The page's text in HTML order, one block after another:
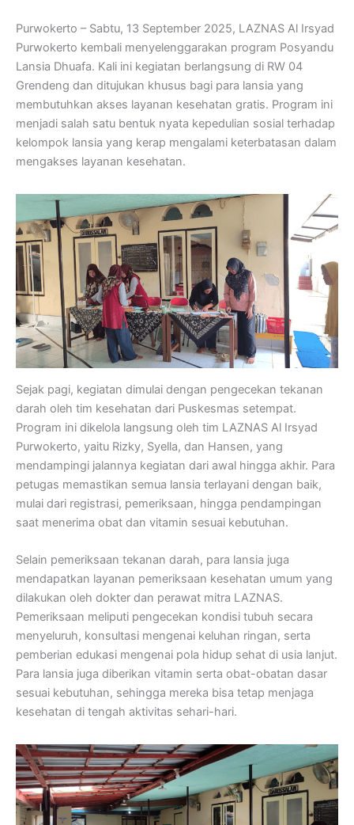
Purwokerto – Sabtu, 13 September 2025, LAZNAS Al Irsyad
Purwokerto kembali menyelenggarakan program Posyandu
Lansia Dhuafa. Kali ini kegiatan berlangsung di RW 04
Grendeng dan ditujukan khusus bagi para lansia yang
membutuhkan akses layanan kesehatan gratis. Program ini
menjadi salah satu bentuk nyata kepedulian sosial terhadap
kelompok lansia yang kerap mengalami keterbatasan dalam
mengakses layanan kesehatan.
Sejak pagi, kegiatan dimulai dengan pengecekan tekanan
darah oleh tim kesehatan dari Puskesmas setempat.
Program ini dikelola langsung oleh tim LAZNAS Al Irsyad
Purwokerto, yaitu Rizky, Syella, dan Hansen, yang
mendampingi jalannya kegiatan dari awal hingga akhir. Para
petugas memastikan semua lansia terlayani dengan baik,
mulai dari registrasi, pemeriksaan, hingga pendampingan
saat menerima obat dan vitamin sesuai kebutuhan.
Selain pemeriksaan tekanan darah, para lansia juga
mendapatkan layanan pemeriksaan kesehatan umum yang
dilakukan oleh dokter dan perawat mitra LAZNAS.
Pemeriksaan meliputi pengecekan kondisi tubuh secara
menyeluruh, konsultasi mengenai keluhan ringan, serta
pemberian edukasi mengenai pola hidup sehat di usia lanjut.
Para lansia juga diberikan vitamin serta obat-obatan dasar
sesuai kebutuhan, sehingga mereka bisa tetap menjaga
kesehatan di tengah aktivitas sehari-hari.